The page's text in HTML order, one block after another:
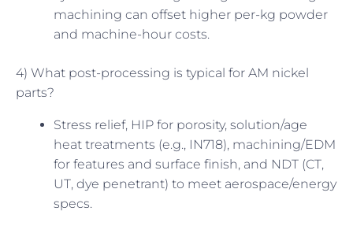
machining can offset higher per-kg powder
and machine-hour costs.
4) What post-processing is typical for AM nickel
parts?
Stress relief, HIP for porosity, solution/age
heat treatments (e.g., IN718), machining/EDM
for features and surface finish, and NDT (CT,
UT, dye penetrant) to meet aerospace/energy
specs.